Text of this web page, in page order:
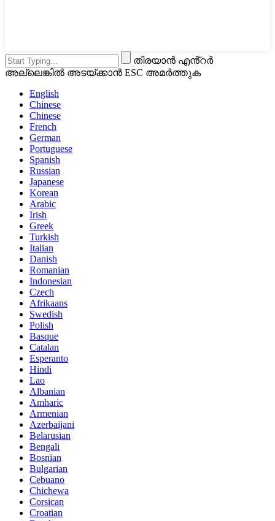
തിരയാൻ എൻ്റർ
അല്ലെങ്കിൽ അടയ്ക്കാൻ ESC അമർത്തുക
English
Chinese
Chinese
French
German
Portuguese
Spanish
Russian
Japanese
Korean
Arabic
Irish
Greek
Turkish
Italian
Danish
Romanian
Indonesian
Czech
Afrikaans
Swedish
Polish
Basque
Catalan
Esperanto
Hindi
Lao
Albanian
Amharic
Armenian
Azerbaijani
Belarusian
Bengali
Bosnian
Bulgarian
Cebuano
Chichewa
Corsican
Croatian